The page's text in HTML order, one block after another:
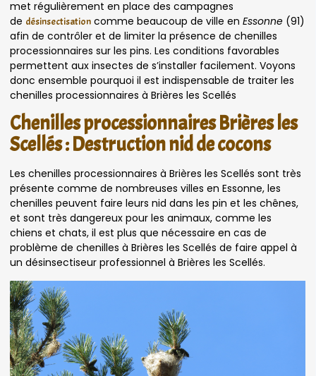
met régulièrement en place des campagnes
de désinsectisation comme beaucoup de ville en Essonne (91)
afin de contrôler et de limiter la présence de chenilles
processionnaires sur les pins. Les conditions favorables
permettent aux insectes de s’installer facilement. Voyons
donc ensemble pourquoi il est indispensable de traiter les
chenilles processionnaires à Brières les Scellés
Chenilles processionnaires Brières les
Scellés : Destruction nid de cocons
Les chenilles processionnaires à Brières les Scellés sont très
présente comme de nombreuses villes en Essonne, les
chenilles peuvent faire leurs nid dans les pin et les chênes,
et sont très dangereux pour les animaux, comme les
chiens et chats, il est plus que nécessaire en cas de
problème de chenilles à Brières les Scellés de faire appel à
un désinsectiseur professionnel à Brières les Scellés.